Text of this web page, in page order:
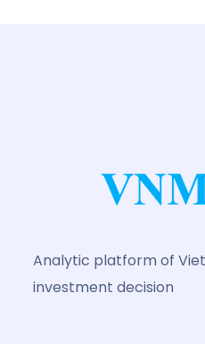
Analytic platform of
investment decision